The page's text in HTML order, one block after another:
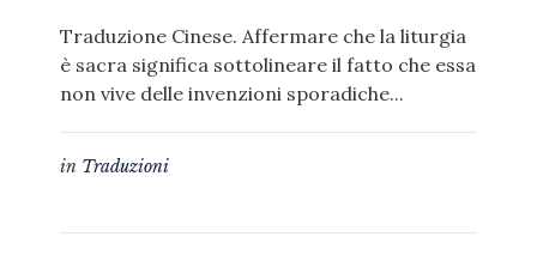
Traduzione Cinese. Affermare che la liturgia
è sacra significa sottolineare il fatto che essa
non vive delle invenzioni sporadiche...
in Traduzioni